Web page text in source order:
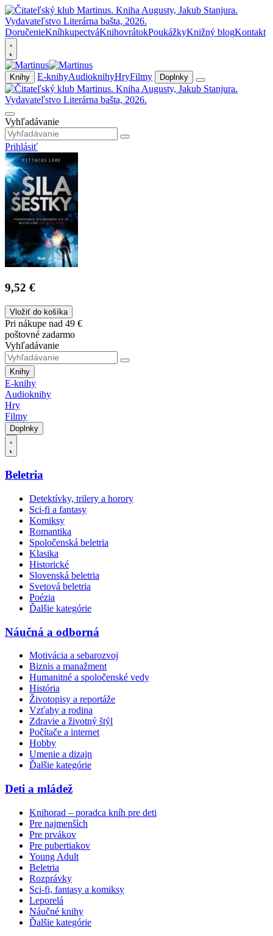
DoručenieKníhkupectváKnihovrátokPoukážkyKnižný blogKontakt
Knihy E-knihyAudioknihyHryFilmy Doplnky
Vyhľadávanie
Prihlásiť
9,52 €
Vložiť do košíka
Pri nákupe nad 49 €
poštovné zadarmo
Vyhľadávanie
Knihy
E-knihy
Audioknihy
Hry
Filmy
Doplnky
Beletria
Detektívky, trilery a horory
Sci-fi a fantasy
Komiksy
Romantika
Spoločenská beletria
Klasika
Historické
Slovenská beletria
Svetová beletria
Poézia
Ďalšie kategórie
Náučná a odborná
Motivácia a sebarozvoj
Biznis a manažment
Humanitné a spoločenské vedy
História
Životopisy a reportáže
Vzťahy a rodina
Zdravie a životný štýl
Počítače a internet
Hobby
Umenie a dizajn
Ďalšie kategórie
Deti a mládež
Knihorad – poradca kníh pre deti
Pre najmenších
Pre prvákov
Pre pubertiakov
Young Adult
Beletria
Rozprávky
Sci-fi, fantasy a komiksy
Leporelá
Náučné knihy
Ďalšie kategórie